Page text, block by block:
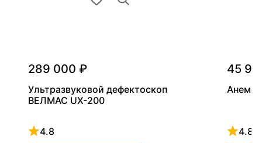
289 000 ₽
Ультразвуковой дефектоскоп
ВЕЛМАС UX-200
4.8
Рейтинг 4.8 из 5
45
4.8